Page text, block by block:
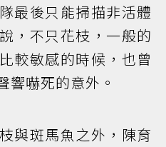
最後只能掃描非活體
，不只花枝，一般的
較敏感的時候，也曾
響嚇死的意外。
與斑馬魚之外，陳育